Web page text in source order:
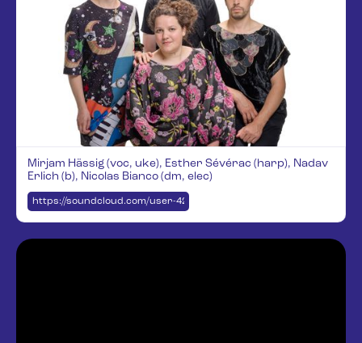
Mirjam Hässig (voc, uke), Esther Sévérac (harp), Nadav
Erlich (b), Nicolas Bianco (dm, elec)
https://soundcloud.com/user-42377489